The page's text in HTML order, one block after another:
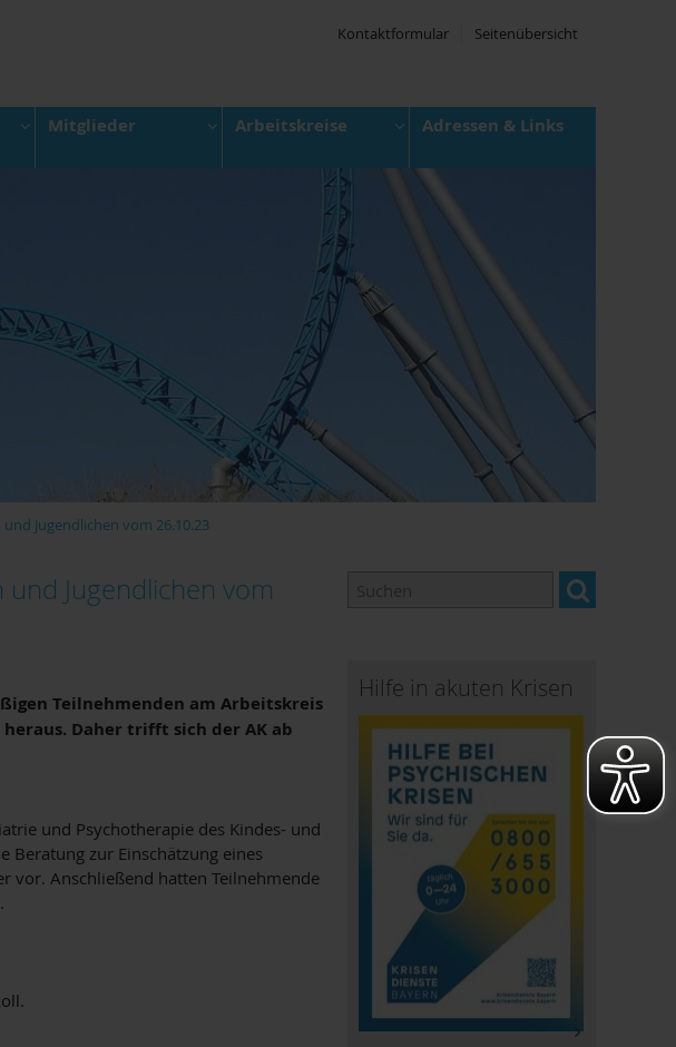
Kontaktformular Seitenübersicht
Mitglieder Arbeitskreise Adressen & Links
Jugendlichen vom 26.10.23
Jugendlichen vom
Teilnehmenden am Arbeitskreis
Daher trifft sich der AK ab
und Psychotherapie des Kindes- und
Beratung zur Einschätzung eines
vor. Anschließend hatten Teilnehmende
Hilfe in akuten Krisen